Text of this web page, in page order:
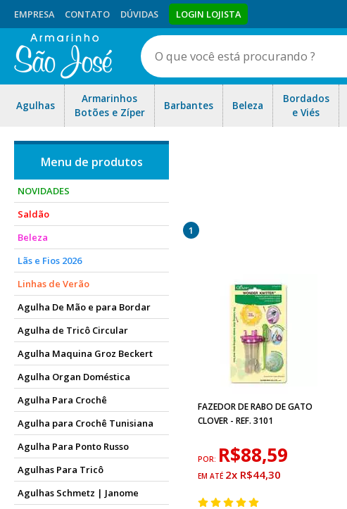
EMPRESA CONTATO DÚVIDAS LOGIN LOJISTA
Agulhas
Armarinhos
Botões e Zíper
Barbantes Beleza
Bordados
e Viés
NOVIDADES
Saldão
Beleza
Lãs e Fios 2026
Linhas de Verão
Agulha De Mão e para Bordar
Agulha de Tricô Circular
Agulha Maquina Groz Beckert
Agulha Organ Doméstica
Agulha Para Crochê
Agulha para Crochê Tunisiana
Agulha Para Ponto Russo
Agulhas Para Tricô
Agulhas Schmetz | Janome
1
FAZEDOR DE RABO DE GATO
CLOVER - REF. 3101
POR: R$88,59
2x R$44,30